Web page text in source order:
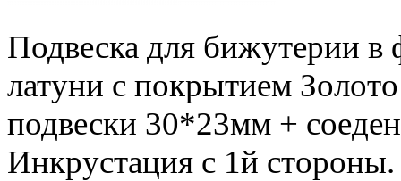
Подвеска для бижутерии в
латуни с покрытием
подвески 30*23мм +
Инкрустация с 1й стороны.